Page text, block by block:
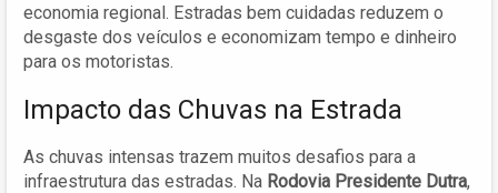
economia regional. Estradas bem cuidadas reduzem o
desgaste dos veículos e economizam tempo e dinheiro
para os motoristas.
Impacto das Chuvas na Estrada
As chuvas intensas trazem muitos desafios para a
infraestrutura das estradas. Na Rodovia Presidente Dutra,